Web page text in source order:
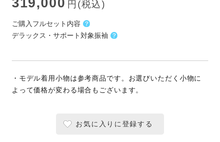
円(税込)
ご購入フルセット内容
デラックス・サポート対象振袖
・モデル着用小物は参考商品です。お選びいただく小物に
よって価格が変わる場合もございます。
お気に入りに登録する